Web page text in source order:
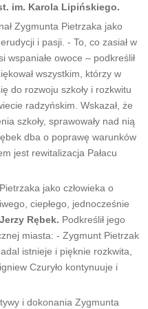
im. Karola Lipińskiego.
Zygmunta Pietrzaka jako
i pasji. - To, co zasiał w
wspaniałe owoce – podkreślił
wszystkim, którzy w
do rozwoju szkoły i rozkwitu
radzyńskim. Wskazał, że
szkoły, sprawowały nad nią
dba o poprawę warunków
jest rewitalizacja Pałacu
jako człowieka o
ciepłego, jednocześnie
Rębek. Podkreślił jego
miasta: - Zygmunt Pietrzak
istnieje i pięknie rozkwita,
Czuryło kontynuuje i
i dokonania Zygmunta